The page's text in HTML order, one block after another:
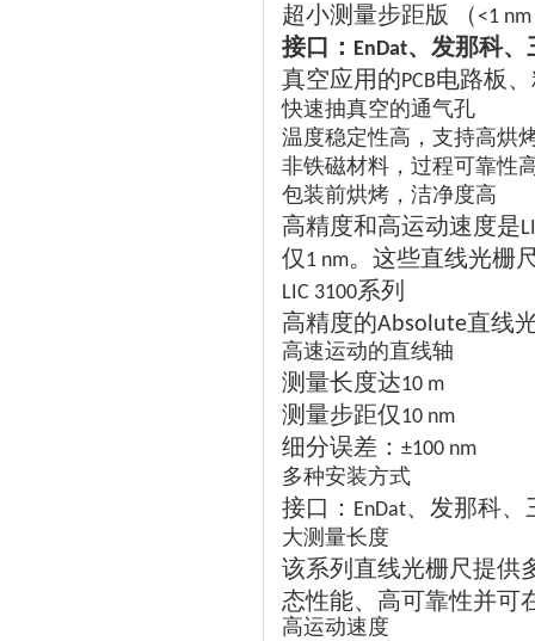
超小测量步距版 （<1 nm
接口： EnDat、发那科
真空应用的PCB电路板
快速抽真空的通气孔
温度稳定性高，支持高烘
非铁磁材料，过程可靠性
包装前烘烤，洁净度高
高精度和高运动速度是
仅 1 nm。这些直线光栅
LIC 3100系列
高精度的Absolute直线
高速运动的直线轴
测量长度达10 m
测量步距仅 10 nm
细分误差： ±100 nm
多种安装方式
接口： EnDat、发那科、
大测量长度
该系列直线光栅尺提供
态性能、高可靠性并可
高运动速度